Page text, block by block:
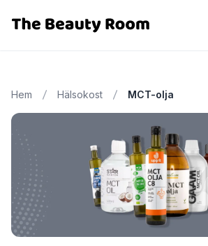
Hem Hälsokost MCT-olja